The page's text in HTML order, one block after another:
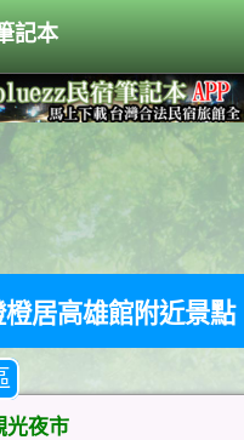
記本
橙居高雄館附近景點
光夜市